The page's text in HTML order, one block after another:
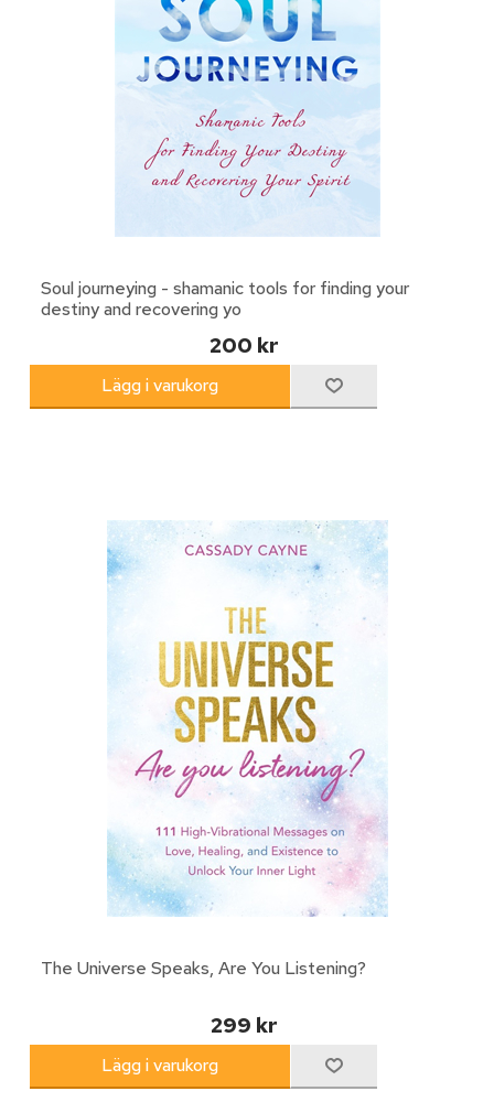
Soul journeying - shamanic tools for finding your
destiny and recovering yo
200 kr
The Universe Speaks, Are You Listening?
299 kr